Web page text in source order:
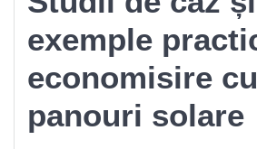
exemple
economisire cu
panouri solare